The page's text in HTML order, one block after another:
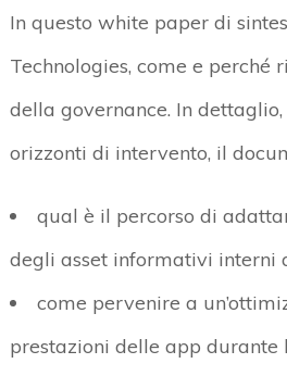
In questo white paper di
Technologies, come e perché
della governance. In
orizzonti di intervento, il
qual è il percorso di
degli asset informativi interni
come pervenire a
prestazioni delle app durante